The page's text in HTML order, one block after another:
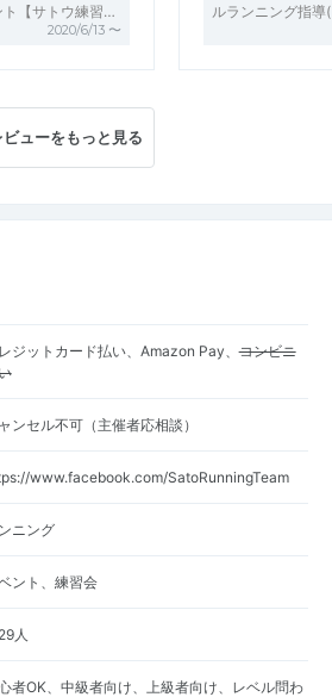
ト【サトウ練習…
2020/6/13 〜
ルランニング指
ビューをもっと見る
ジットカード払い、Amazon Pay、コンビニ
ンセル不可（主催者応相談）
www.facebook.com/SatoRunningTeam
ニング
ント、練習会
人
者OK、中級者向け、上級者向け、レベル問わ